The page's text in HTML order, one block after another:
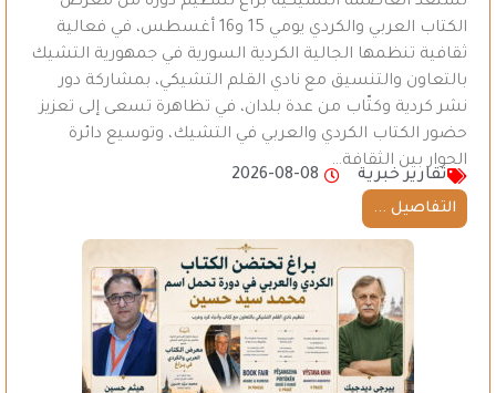
الكتاب العربي والكردي يومي 15 و16 أغسطس، في فعالية
ثقافية تنظمها الجالية الكردية السورية في جمهورية التشيك
بالتعاون والتنسيق مع نادي القلم التشيكي، بمشاركة دور
نشر كردية وكتّاب من عدة بلدان، في تظاهرة تسعى إلى تعزيز
حضور الكتاب الكردي والعربي في التشيك، وتوسيع دائرة
الحوار بين الثقافة…
تقارير خبرية
2026-08-08
التفاصيل ...